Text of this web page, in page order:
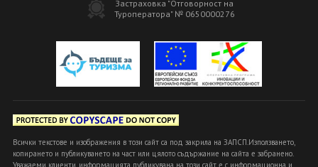
Застраховка "Отговорност на
Туроператора" № 0650000276
Всички текстове и изображения в този сайт са под закрила на ЗАПСП.Използването,
копирането и публикуването на част или цялото съдържание на сайта е забранено.
Уважаеми клиенти, информацията публикувана на този сайт е с информационна и